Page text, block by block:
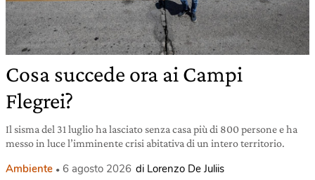
Cosa succede ora ai Campi
Flegrei?
Il sisma del 31 luglio ha lasciato senza casa più di 800 persone e ha
messo in luce l’imminente crisi abitativa di un intero territorio.
Ambiente 6 agosto 2026 di Lorenzo De Juliis